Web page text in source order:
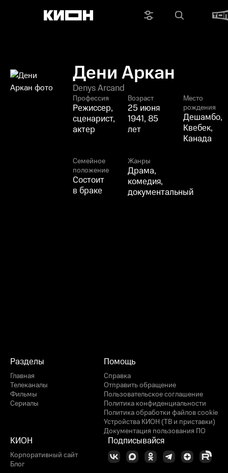
Дени Аркан
Denys Arcand
Профессия
Режиссер,
сценарист,
актер
Возраст
25 июня
1941, 85
лет
Место
рождения
Дешамбо,
Квебек,
Канада
Семейное
положение
Состоит
в браке
Жанры
Драма,
комедия,
документальный
Разделы
Главная
Телеканалы
Фильмы
Сериалы
Помощь
Справка
Отправить обращение
Пользовательское соглашение
Политика конфиденциальности
Политика обработки файлов cookie
Устройства КИОН (ТВ и приставки)
Документация пользования ПО
КИОН
Корпоративный сайт
Блог
Подписывайся